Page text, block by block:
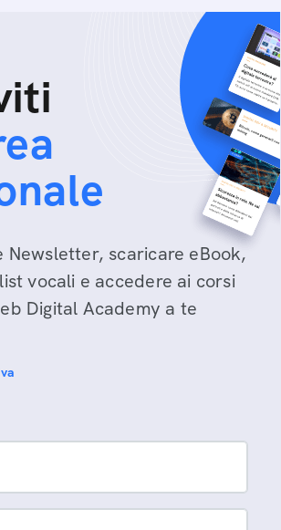
Newsletter, scaricare eBook,
vocali e accedere ai corsi
Digital Academy a te